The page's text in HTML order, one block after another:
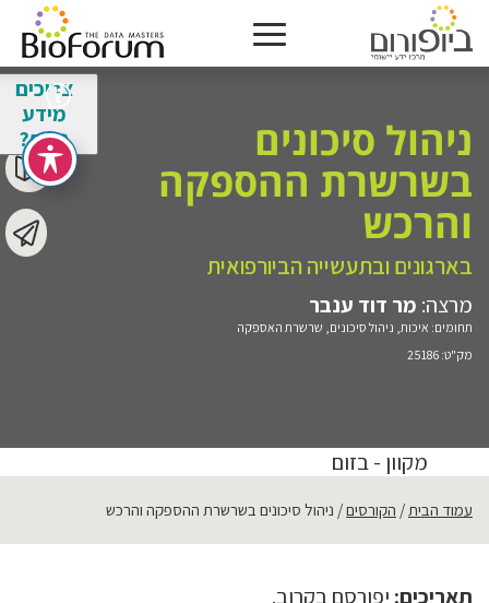
צריכים
מידע
נוסף?
ניהול סיכונים
בשרשרת ההספקה
והרכש
בארגונים ובתעשייה הביורפואית
מרצה: מר דוד ענבר
תחומים: איכות, ניהול סיכונים, שרשרת האספקה
מק"ט: 25186
מקוון - בזום
עמוד הבית הקורסים ניהול סיכונים בשרשרת ההספקה והרכש
תאריכים: יפורסם בקרוב.